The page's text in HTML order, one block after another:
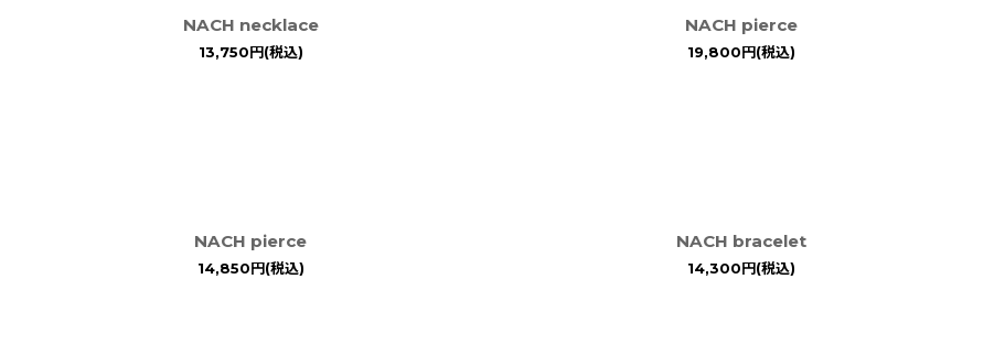
NACH necklace
13,750円(税込)
NACH pierce
19,800円(税込)
NACH pierce
14,850円(税込)
NACH bracelet
14,300円(税込)